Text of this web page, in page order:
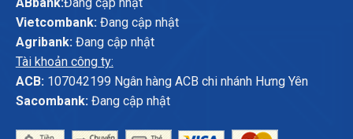
Vietcombank:Đang cập nhật
Agribank:Đang cập nhật
Tài khoản công ty:
ACB:107042199 Ngân hàng ACB chi nhánh Hưng Yên
Sacombank:Đang cập nhật